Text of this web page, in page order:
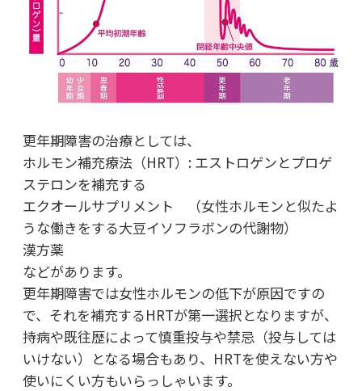
更年期障害の治療としては、
ホルモン補充療法（HRT）: エストロゲンとプロゲ
ステロンを補充する
エクオールサプリメント （女性ホルモンと似たよ
うな働きをする大豆イソフラボンの代謝物）
漢方薬
などがあります。
更年期障害では女性ホルモンの低下が原因ですの
で、それを補充するHRTが第一選択となりますが、
持病や既往歴によって慎重投与や禁忌（投与しては
いけない）となる場合もあり、HRTを使えない方や
使いにくい方もいらっしゃいます。